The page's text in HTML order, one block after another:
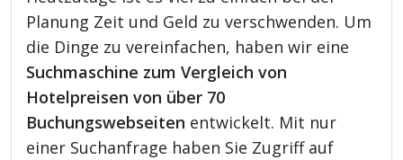
Planung Zeit und Geld zu verschwenden. Um
die Dinge zu vereinfachen, haben wir eine
Suchmaschine zum Vergleich von
Hotelpreisen von über 70
Buchungswebseiten entwickelt. Mit nur
einer Suchanfrage haben Sie Zugriff auf